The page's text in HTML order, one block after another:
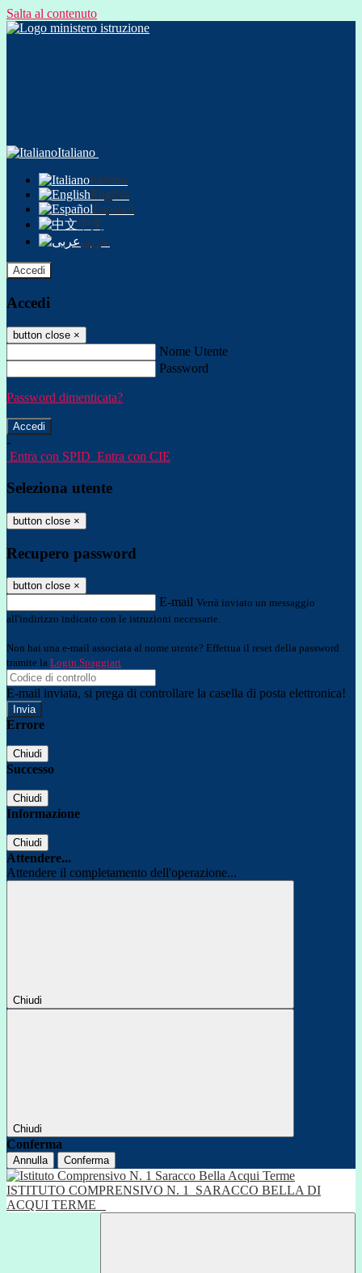
Salta al contenuto
Italiano
Italiano
English
Español
中文
عربى
Accedi
Accedi
button close ×
Nome Utente
Password
Password dimenticata?
-
Entra con SPID Entra con CIE
Seleziona utente
button close ×
Recupero password
button close ×
E-mail Verrà inviato un messaggio
all'indirizzo indicato con le istruzioni necessarie.
Non hai una e-mail associata al nome utente? Effettua il reset della password
tramite la Login Spaggiari
E-mail inviata, si prega di controllare la casella di posta elettronica!
Errore
Chiudi
Successo
Chiudi
Informazione
Chiudi
Attendere...
Attendere il completamento dell'operazione...
Chiudi
Chiudi
Conferma
Annulla Conferma
ISTITUTO COMPRENSIVO N. 1
SARACCO BELLA DI
ACQUI TERME